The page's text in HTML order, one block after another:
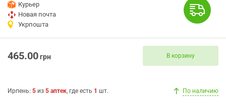
Курьер
Новая почта
Укрпошта
465.00грн В корзину
Ирпень: 5 из 5 аптек, где есть 1 шт. По наличию